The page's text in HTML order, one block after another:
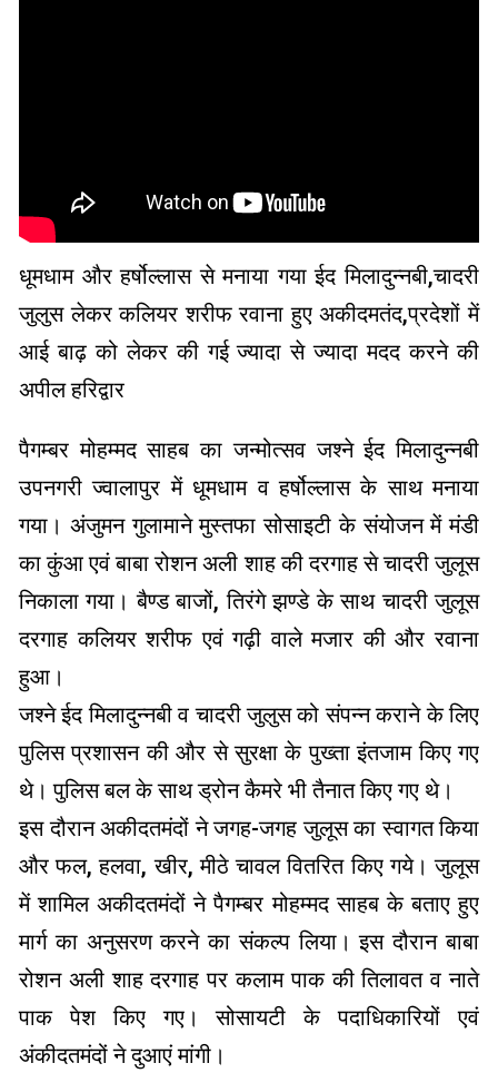
धूमधाम और हर्षोल्लास से मनाया गया ईद मिलादुन्नबी,चादरी
जुलुस लेकर कलियर शरीफ रवाना हुए अकीदमतंद,प्रदेशों में
आई बाढ़ को लेकर की गई ज्यादा से ज्यादा मदद करने की
अपील हरिद्वार
पैगम्बर मोहम्मद साहब का जन्मोत्सव जश्ने ईद मिलादुन्नबी
उपनगरी ज्वालापुर में धूमधाम व हर्षोल्लास के साथ मनाया
गया। अंजुमन गुलामाने मुस्तफा सोसाइटी के संयोजन में मंडी
का कुंआ एवं बाबा रोशन अली शाह की दरगाह से चादरी जुलूस
निकाला गया। बैण्ड बाजों, तिरंगे झण्डे के साथ चादरी जुलूस
दरगाह कलियर शरीफ एवं गढ़ी वाले मजार की और रवाना
हुआ।
जश्ने ईद मिलादुन्नबी व चादरी जुलुस को संपन्न कराने के लिए
पुलिस प्रशासन की और से सुरक्षा के पुख्ता इंतजाम किए गए
थे। पुलिस बल के साथ ड्रोन कैमरे भी तैनात किए गए थे।
इस दौरान अकीदतमंदों ने जगह-जगह जुलूस का स्वागत किया
और फल, हलवा, खीर, मीठे चावल वितरित किए गये। जुलूस
में शामिल अकीदतमंदों ने पैगम्बर मोहम्मद साहब के बताए हुए
मार्ग का अनुसरण करने का संकल्प लिया। इस दौरान बाबा
रोशन अली शाह दरगाह पर कलाम पाक की तिलावत व नाते
पाक पेश किए गए। सोसायटी के पदाधिकारियों एवं
अंकीदतमंदों ने दुआएं मांगी।